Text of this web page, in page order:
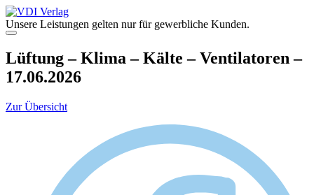
Zum
Inhalt
springen
Unsere Leistungen gelten nur für gewerbliche Kunden.
Menü
Lüftung – Klima – Kälte – Ventilatoren –
17.06.2026
Zur Übersicht